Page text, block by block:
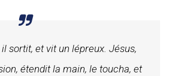
il sortit, et vit un lépreux. Jésus,
étendit la main, le toucha, et